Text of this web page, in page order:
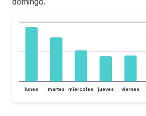
lunes martes miércoles jueves viernes